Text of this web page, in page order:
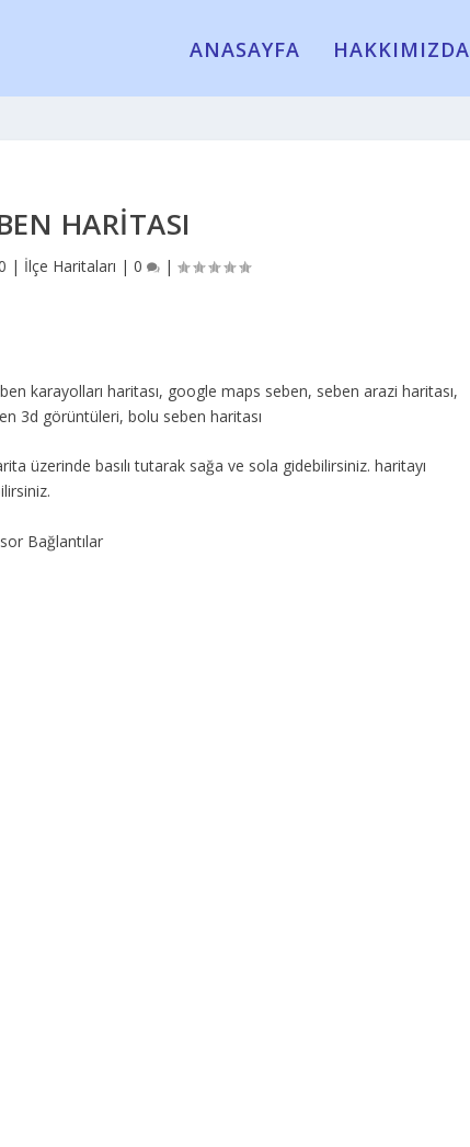
ANASAYFA HAKKIMIZDA
HARITASI
| İlçe Haritaları | 0 |
karayolları haritası, google maps seben, seben arazi haritası,
3d görüntüleri, bolu seben haritası
üzerinde basılı tutarak sağa ve sola gidebilirsiniz. haritayı
Bağlantılar